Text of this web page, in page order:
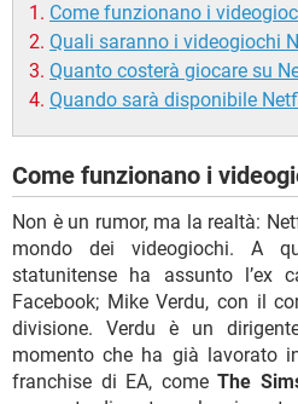
Come funzionano i
Quali saranno i videogiochi
Quanto costerà giocare su
Quando sarà disponibile
Come funzionano i
Non è un rumor, ma la realtà:
mondo dei videogiochi. A
statunitense ha assunto l’ex
Facebook; Mike Verdu, con il
divisione. Verdu è un
momento che ha già lavorato
franchise di EA, comeThe